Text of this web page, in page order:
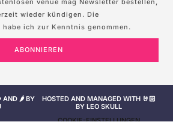
wieder kündigen. Die
habe ich zur Kenntnis genommen.
ABONNIEREN
AND 🌶️ BY
HOSTED AND MANAGED WITH 🤘🏻
BY LEO SKULL
COOKIE-EINSTELLUNGEN